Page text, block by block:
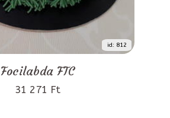
id: 812
Focilabda FTC
31 271 Ft